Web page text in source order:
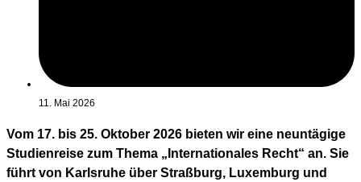
11. Mai 2026
Vom 17. bis 25. Oktober 2026 bieten wir eine neuntägige
Studienreise zum Thema „Internationales Recht“ an. Sie
führt von Karlsruhe über Straßburg, Luxemburg und